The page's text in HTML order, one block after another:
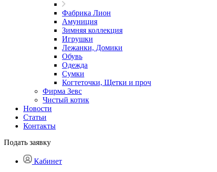
Фабрика Лион
Амуниция
Зимняя коллекция
Игрушки
Лежанки, Домики
Обувь
Одежда
Сумки
Когтеточки, Щетки и проч
Фирма Зевс
Чистый котик
Новости
Статьи
Контакты
Подать заявку
Кабинет